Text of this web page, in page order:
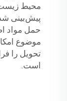
محیط
پیش‌بینی
حمل مواد
موضوع
تحویل را
است.